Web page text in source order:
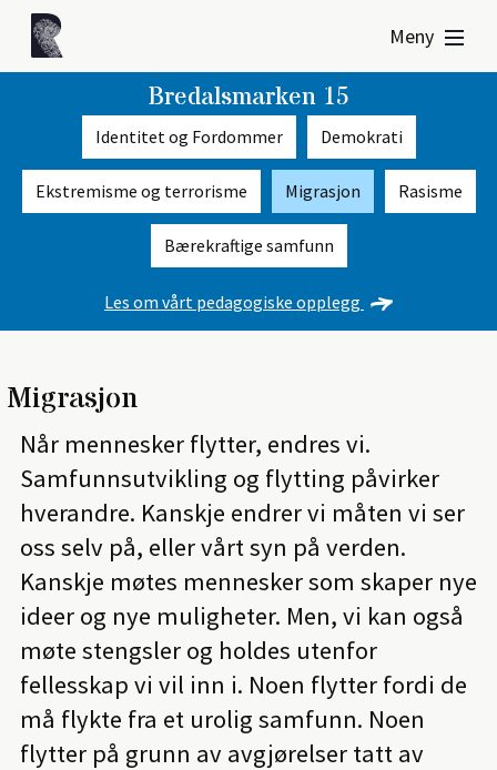
Meny
Bredalsmarken 15
Identitet og Fordommer Demokrati
Ekstremisme og terrorisme Migrasjon Rasisme
Bærekraftige samfunn
Les om vårt pedagogiske opplegg
Migrasjon
Når mennesker flytter, endres vi.
Samfunnsutvikling og flytting påvirker
hverandre. Kanskje endrer vi måten vi ser
oss selv på, eller vårt syn på verden.
Kanskje møtes mennesker som skaper nye
ideer og nye muligheter. Men, vi kan også
møte stengsler og holdes utenfor
fellesskap vi vil inn i. Noen flytter fordi de
må flykte fra et urolig samfunn. Noen
flytter på grunn av avgjørelser tatt av